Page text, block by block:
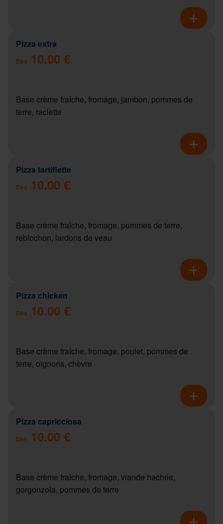
Pizza extra
Dès 10.00 €
Base crème fraîche, fromage, jambon, pommes de
terre, raclette
Pizza tartiflette
Dès 10.00 €
Base crème fraîche, fromage, pommes de terre,
reblochon, lardons de veau
Pizza chicken
Dès 10.00 €
Base crème fraîche, fromage, poulet, pommes de
terre, oignons, chèvre
Pizza capricciosa
Dès 10.00 €
Base crème fraîche, fromage, viande hachée,
gorgonzola, pommes de terre